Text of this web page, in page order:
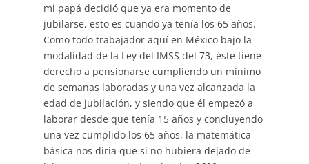
mi papá decidió que ya era momento de
jubilarse, esto es cuando ya tenía los 65 años.
Como todo trabajador aquí en México bajo la
modalidad de la Ley del IMSS del 73, éste tiene
derecho a pensionarse cumpliendo un mínimo
de semanas laboradas y una vez alcanzada la
edad de jubilación, y siendo que él empezó a
laborar desde que tenía 15 años y concluyendo
una vez cumplido los 65 años, la matemática
básica nos diría que si no hubiera dejado de